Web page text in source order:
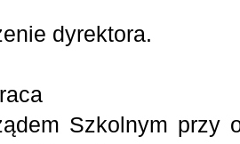
dyrektora.
Szkolnym przy